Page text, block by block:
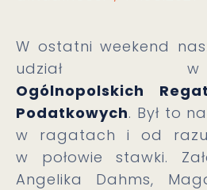
W ostatni weekend
udział w
Ogólnopolskich
Podatkowych. Był to
w ragatach i od razu
w połowie stawki.
Angelika Dahms,